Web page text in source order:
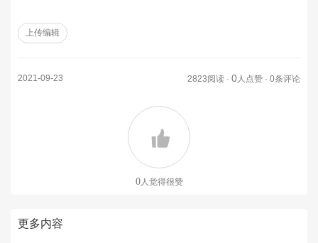
上传编辑
2021-09-23 2823阅读 · 0人点赞 · 0条评论
0人觉得很赞
更多内容